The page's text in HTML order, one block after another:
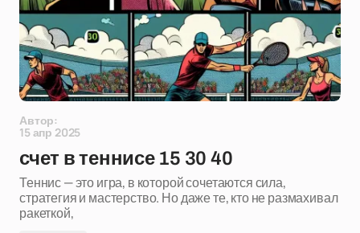
Автор:
15 апр 2025
счет в теннисе 15 30 40
Теннис — это игра, в которой сочетаются сила,
стратегия и мастерство. Но даже те, кто не размахивал
ракеткой,